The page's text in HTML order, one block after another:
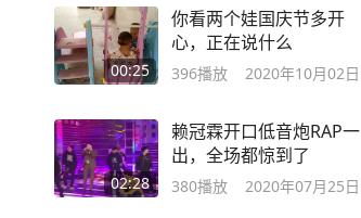
00:25
你看两个娃国庆节多开
心，正在说什么
396播放 2020年10月02日
02:28
赖冠霖开口低音炮RAP一
出，全场都惊到了
380播放 2020年07月25日